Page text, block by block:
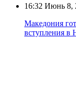
16:32 Июнь 8,
Македония
вступления